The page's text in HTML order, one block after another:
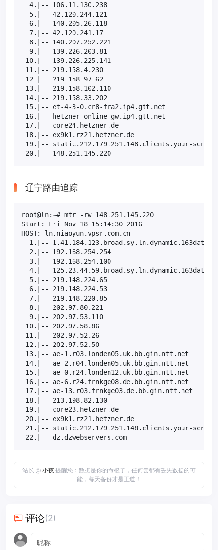
4.|-- 106.11.130.238
5.|-- 42.120.244.121
6.|-- 140.205.26.118
7.|-- 42.120.241.17
8.|-- 140.207.252.221
9.|-- 139.226.203.81
10.|-- 139.226.225.141
11.|-- 219.158.4.230
12.|-- 219.158.97.62
13.|-- 219.158.102.110
14.|-- 219.158.33.202
15.|-- et-4-3-0.cr8-fra2.ip4.gtt.net
16.|-- hetzner-online-gw.ip4.gtt.net
17.|-- core24.hetzner.de
18.|-- ex9k1.rz21.hetzner.de
19.|-- static.212.179.251.148.clients.your-
20.|-- 148.251.145.220
辽宁路由追踪
root@ln:~# mtr -rw 148.251.145.220
Start: Fri Nov 18 15:14:30 2016
HOST: ln.niaoyun.vpsr.com.cn
1.|--
2.|-- 192.168.254.254
3.|-- 192.168.254.100
4.|--
5.|-- 219.148.224.65
6.|-- 219.148.224.53
7.|-- 219.148.220.85
8.|-- 202.97.80.221
9.|-- 202.97.53.110
10.|-- 202.97.58.86
11.|-- 202.97.52.26
12.|-- 202.97.52.50
13.|-- ae-1.r03.londen05.uk.bb.gin.ntt.net
14.|-- ae-2.r04.londen05.uk.bb.gin.ntt.net
15.|-- ae-0.r24.londen12.uk.bb.gin.ntt.net
16.|-- ae-6.r24.frnkge08.de.bb.gin.ntt.net
17.|-- ae-13.r03.frnkge03.de.bb.gin.ntt.net
18.|-- 213.198.82.130
19.|-- core23.hetzner.de
20.|-- ex9k1.rz21.hetzner.de
21.|-- static.212.179.251.148.clients.your-
22.|-- dz.dzwebservers.com
站长 @ 小夜 提醒您：数据是你的命根子，任何云都有丢失数据的可
能，每天备份才是王道！
评论(2)